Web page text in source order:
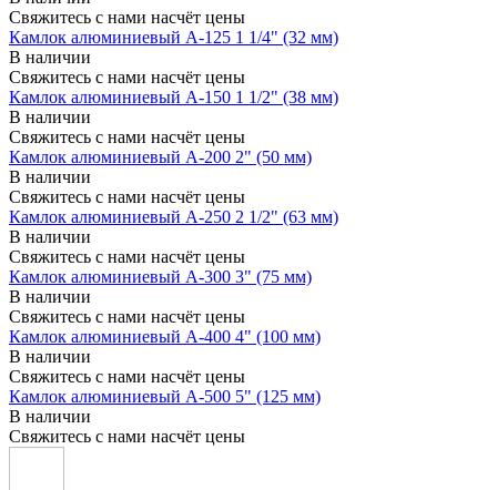
Свяжитесь с нами насчёт цены
Камлок алюминиевый A-125 1 1/4" (32 мм)
В наличии
Свяжитесь с нами насчёт цены
Камлок алюминиевый A-150 1 1/2" (38 мм)
В наличии
Свяжитесь с нами насчёт цены
Камлок алюминиевый A-200 2" (50 мм)
В наличии
Свяжитесь с нами насчёт цены
Камлок алюминиевый A-250 2 1/2" (63 мм)
В наличии
Свяжитесь с нами насчёт цены
Камлок алюминиевый A-300 3" (75 мм)
В наличии
Свяжитесь с нами насчёт цены
Камлок алюминиевый A-400 4" (100 мм)
В наличии
Свяжитесь с нами насчёт цены
Камлок алюминиевый A-500 5" (125 мм)
В наличии
Свяжитесь с нами насчёт цены